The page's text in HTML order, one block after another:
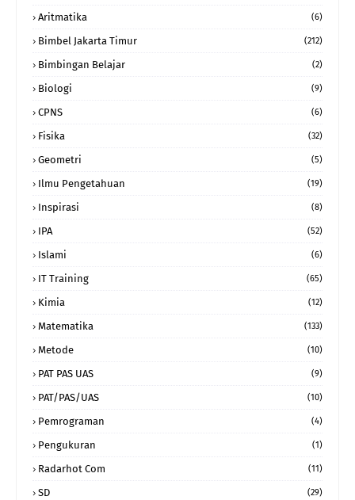
Aritmatika (6)
Bimbel Jakarta Timur (212)
Bimbingan Belajar (2)
Biologi (9)
CPNS (6)
Fisika (32)
Geometri (5)
Ilmu Pengetahuan (19)
Inspirasi (8)
IPA (52)
Islami (6)
IT Training (65)
Kimia (12)
Matematika (133)
Metode (10)
PAT PAS UAS (9)
PAT/PAS/UAS (10)
Pemrograman (4)
Pengukuran (1)
Radarhot Com (11)
SD (29)